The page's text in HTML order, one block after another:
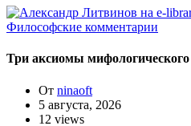
Философские комментарии
Три аксиомы
От ninaoft
5 августа, 2026
12 views